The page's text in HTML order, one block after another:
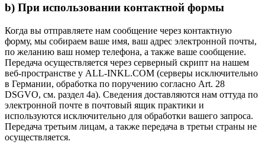
b) При использовании контактной формы
Когда вы отправляете нам сообщение через контактную
форму, мы собираем ваше имя, ваш адрес электронной почты,
по желанию ваш номер телефона, а также ваше сообщение.
Передача осуществляется через серверный скрипт на нашем
веб-пространстве у ALL-INKL.COM (серверы исключительно
в Германии, обработка по поручению согласно Art. 28
DSGVO, см. раздел 4a). Сведения доставляются нам оттуда по
электронной почте в почтовый ящик практики и
используются исключительно для обработки вашего запроса.
Передача третьим лицам, а также передача в третьи страны не
осуществляется.